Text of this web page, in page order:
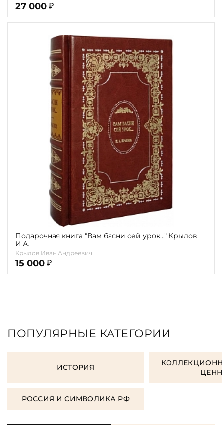
27 000 ₽
Подарочная книга "Вам басни сей урок..." Крылов
И.А.
Крылов Иван Андреевич
15 000 ₽
ПОПУЛЯРНЫЕ КАТЕГОРИИ
ИСТОРИЯ
РОССИЯ И СИМВОЛИКА РФ